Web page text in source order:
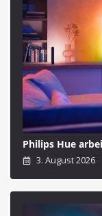
Philips Hue
3. August 2026